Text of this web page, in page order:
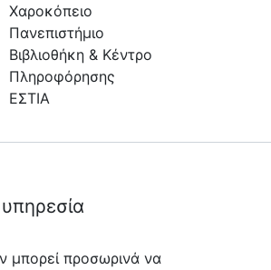
Χαροκόπειο
Πανεπιστήμιο
Βιβλιοθήκη & Κέντρο
Πληροφόρησης
ΕΣΤΙΑ
μπορεί προσωρινά να